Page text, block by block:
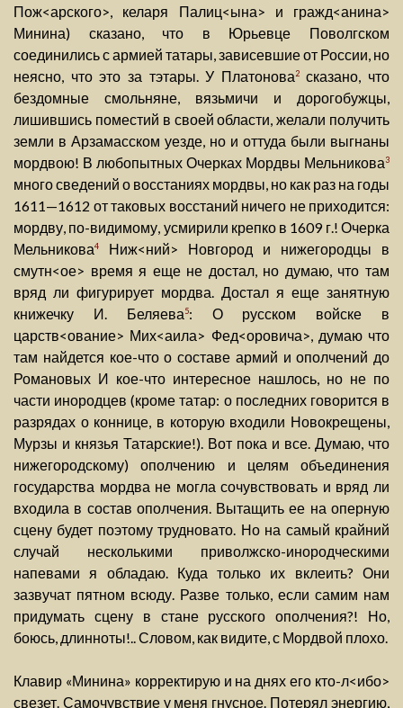
Пож<арского>, келаря Палиц<ына> и гражд<анина>
Минина) сказано, что в Юрьевце Поволгском
соединились с армией татары, зависевшие от России, но
неясно, что это за тэтары. У Платонова2сказано, что
бездомные смольняне, вязьмичи и дорогобужцы,
лишившись поместий в своей области, желали получить
земли в Арзамасском уезде, но и оттуда были выгнаны
мордвою! В любопытных Очерках Мордвы Мельникова3
много сведений о восстаниях мордвы, но как раз на годы
1611—1612 от таковых восстаний ничего не приходится:
мордву, по-видимому, усмирили крепко в 1609 г.! Очерка
Мельникова4
Ниж<ний> Новгород и нижегородцы в
смутн<ое> время я еще не достал, но думаю, что там
вряд ли фигурирует мордва. Достал я еще занятную
книжечку И. Беляева5: О русском войске в
царств<ование> Мих<аила> Фед<оровича>, думаю что
там найдется кое-что о составе армий и ополчений до
Романовых И кое-что интересное нашлось, но не по
части инородцев (кроме татар: о последних говорится в
разрядах о коннице, в которую входили Новокрещены,
Мурзы и князья Татарские!). Вот пока и все. Думаю, что
нижегородскому) ополчению и целям объединения
государства мордва не могла сочувствовать и вряд ли
входила в состав ополчения. Вытащить ее на оперную
сцену будет поэтому трудновато. Но на самый крайний
случай несколькими приволжско-инородческими
напевами я обладаю. Куда только их вклеить? Они
зазвучат пятном всюду. Разве только, если самим нам
придумать сцену в стане русского ополчения?! Но,
боюсь, длинноты!.. Словом, как видите, с Мордвой плохо.
Клавир «Минина» корректирую и на днях его кто-л<ибо>
свезет. Самочувствие у меня гнусное. Потерял энергию,